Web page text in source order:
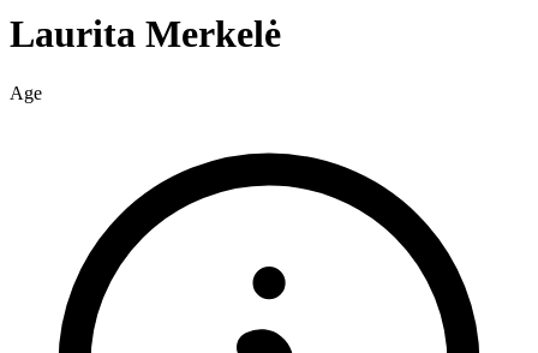
Laurita Merkelė
Age